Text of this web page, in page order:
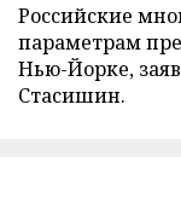
Российские
параметрам
Нью-Йорке,
Стасишин.